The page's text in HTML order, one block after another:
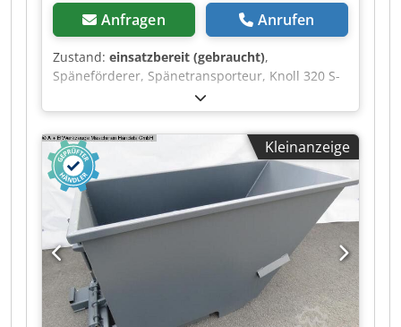
Anfragen Anrufen
Zustand: einsatzbereit (gebraucht),
Späneförderer, Spänetransporteur, Knoll 320 S-
1/200, Gebrauchtmaschine Hersteller: Knoll Typ:
320 S-1/200 Gesamtmaße: Breite: 6.200 mm
Tiefe: 1.300 mm Höhe: 1.610 mm
Gurtspezifikation: 480 x 130 x 60 x 310 mm
Gurtgeschwindigkeit: 1,8 m/min Baujahr: 2015
Austrittsöffnung: 550 x 530 mm Trichteröffnung:
3.120 x 410 mm Mitnehmerteilung: 315 mm
Credpfxsxtwqds Ammef
Kleinanzeige